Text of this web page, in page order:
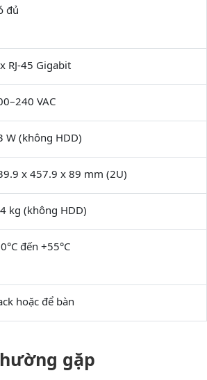
đủ
RJ-45 Gigabit
VAC
W (không HDD)
x 457.9 x 89 mm (2U)
kg (không HDD)
đến +55°C
hoặc để bàn
gặp